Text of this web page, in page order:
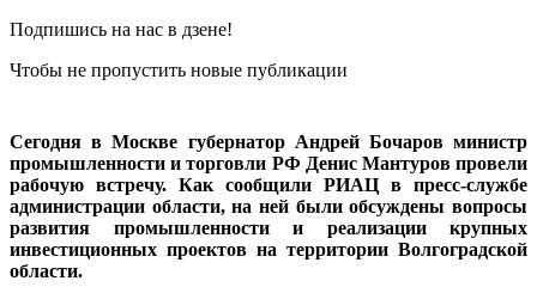
Подпишись на нас в дзене!
Чтобы не пропустить новые публикации
Сегодня в Москве губернатор Андрей Бочаров министр
промышленности и торговли РФ Денис Мантуров провели
рабочую встречу. Как сообщили РИАЦ в пресс-службе
администрации области, на ней были обсуждены вопросы
развития промышленности и реализации крупных
инвестиционных проектов на территории Волгоградской
области.